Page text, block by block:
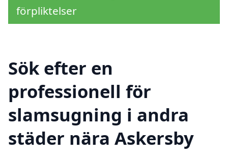
förpliktelser
Sök efter en
professionell för
slamsugning i andra
städer nära Askersby